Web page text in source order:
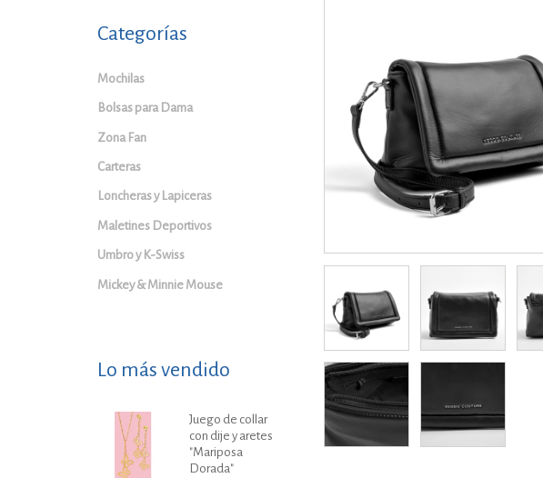
Categorías
Mochilas
Bolsas para Dama
Zona Fan
Carteras
Loncheras y Lapiceras
Maletines Deportivos
Umbro y K-Swiss
Mickey & Minnie Mouse
Lo más vendido
Juego de collar
con dije y aretes
"Mariposa
Dorada"